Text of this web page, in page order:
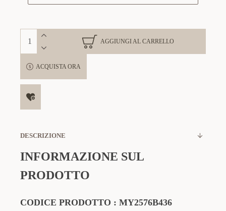
AGGIUNGI AL CARRELLO
ACQUISTA ORA
DESCRIZIONE
INFORMAZIONE SUL
PRODOTTO
CODICE PRODOTTO : MY2576B436